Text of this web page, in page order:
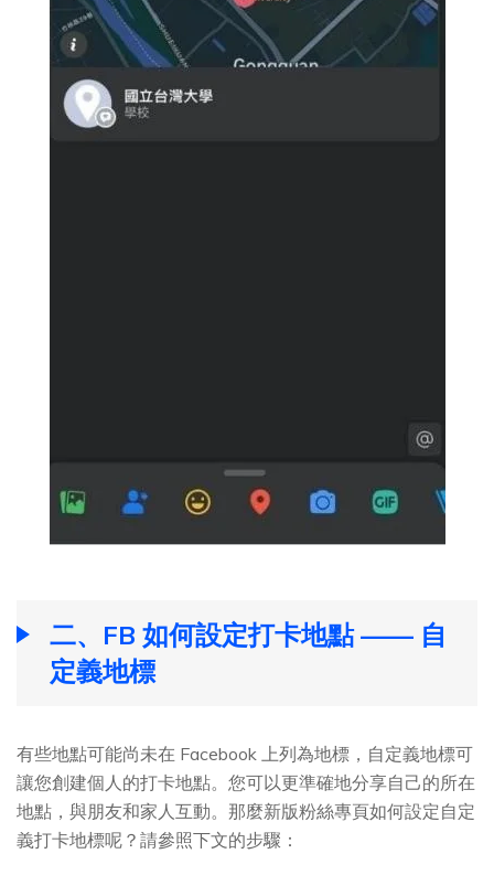
二、FB 如何設定打卡地點 —— 自
定義地標
有些地點可能尚未在 Facebook 上列為地標，自定義地標可
讓您創建個人的打卡地點。您可以更準確地分享自己的所在
地點，與朋友和家人互動。那麼新版粉絲專頁如何設定自定
義打卡地標呢？請參照下文的步驟：